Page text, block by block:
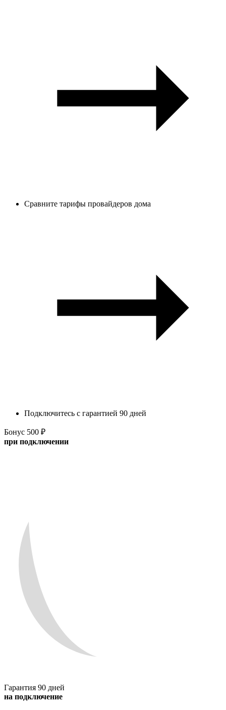
Сравните тарифы провайдеров дома
Подключитесь с гарантией 90 дней
Бонус 500 ₽
при подключении
Гарантия 90 дней
на подключение